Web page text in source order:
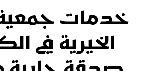
خدمات جمعية
الخيرية في